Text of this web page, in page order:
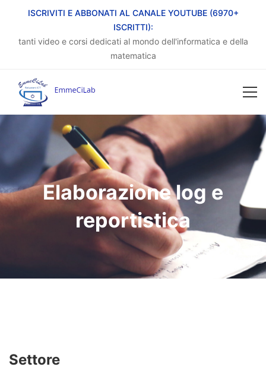
ISCRIVITI E ABBONATI AL CANALE YOUTUBE (6970+
ISCRITTI):
tanti video e corsi dedicati al mondo dell'informatica e della
matematica
Elaborazione log e
reportistica
Settore